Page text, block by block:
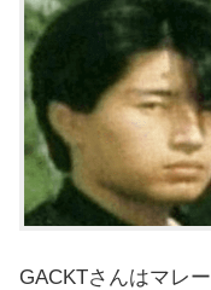
GACKTさんはマレ